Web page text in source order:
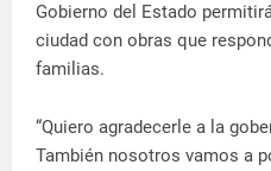
Gobierno del Estado
ciudad con obras que
familias.
“Quiero agradecerle a la
También nosotros vamos a